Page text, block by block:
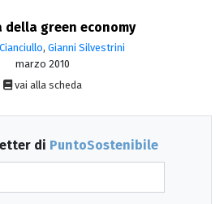
della green economy
, Gianni Silvestrini
marzo 2010
vai alla scheda
di PuntoSostenibile